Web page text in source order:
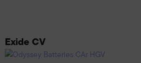
Exide CV